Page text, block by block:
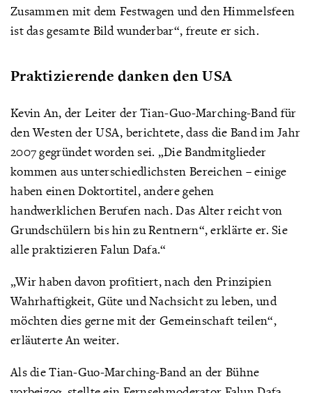
Zusammen mit dem Festwagen und den Himmelsfeen
ist das gesamte Bild wunderbar“, freute er sich.
Praktizierende danken den USA
Kevin An, der Leiter der Tian-Guo-Marching-Band für
den Westen der USA, berichtete, dass die Band im Jahr
2007 gegründet worden sei. „Die Bandmitglieder
kommen aus unterschiedlichsten Bereichen – einige
haben einen Doktortitel, andere gehen
handwerklichen Berufen nach. Das Alter reicht von
Grundschülern bis hin zu Rentnern“, erklärte er. Sie
alle praktizieren Falun Dafa.“
„Wir haben davon profitiert, nach den Prinzipien
Wahrhaftigkeit, Güte und Nachsicht zu leben, und
möchten dies gerne mit der Gemeinschaft teilen“,
erläuterte An weiter.
Als die Tian-Guo-Marching-Band an der Bühne